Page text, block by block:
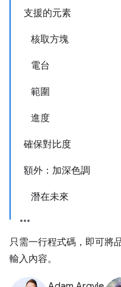
支援的元素
核取方塊
電台
範圍
進度
確保對比度
額外：加深色調
潛在未來
只需一行程式碼，即可將
輸入內容。